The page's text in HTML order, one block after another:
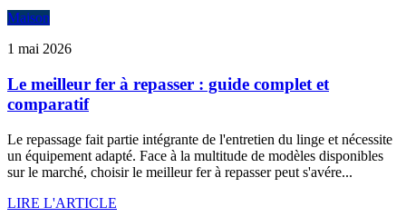
Maison
1 mai 2026
Le meilleur fer à repasser : guide complet et
comparatif
Le repassage fait partie intégrante de l'entretien du linge et nécessite
un équipement adapté. Face à la multitude de modèles disponibles
sur le marché, choisir le meilleur fer à repasser peut s'avére...
LIRE L'ARTICLE